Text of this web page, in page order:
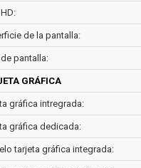
de la pantalla:
pantalla:
GRÁFICA
gráfica intregrada:
gráfica dedicada:
tarjeta gráfica integrada: